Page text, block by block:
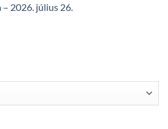
– 2026. július 26.